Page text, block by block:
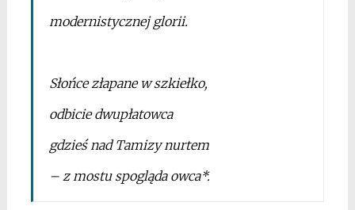
modernistycznej glorii.
Słońce złapane w szkiełko,
odbicie dwupłatowca
gdzieś nad Tamizy nurtem
– z mostu spogląda owca*.